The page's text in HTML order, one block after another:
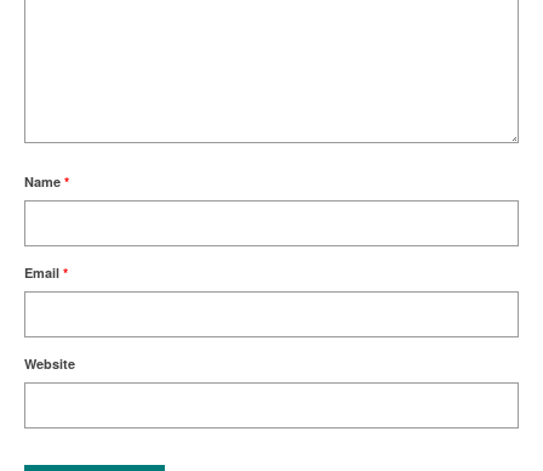
Name *
Email *
Website